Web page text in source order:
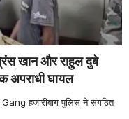
खान और राहुल दुबे
अपराधी घायल
हजारीबाग पुलिस ने संगठित